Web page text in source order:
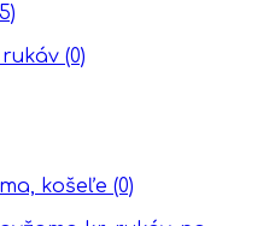
rukáv (0)
košeľe (0)